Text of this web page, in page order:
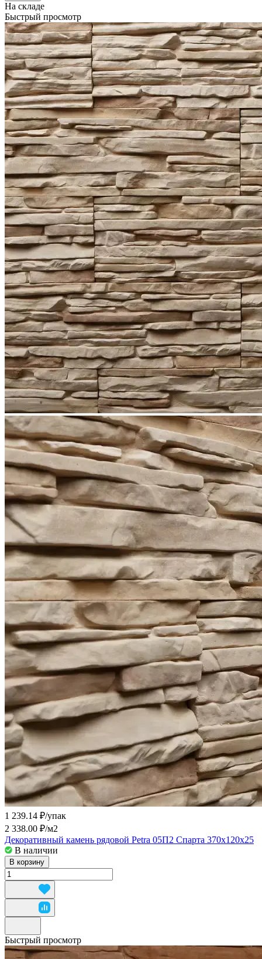
На складе
Быстрый просмотр
1 239.14 ₽/упак
2 338.00 ₽/м2
Декоративный камень рядовой Petra 05П2 Спарта 370х120х25
В наличии
В корзину
Быстрый просмотр